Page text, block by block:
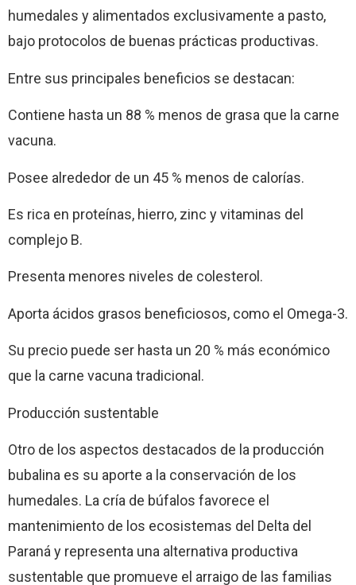
humedales y alimentados exclusivamente a pasto,
bajo protocolos de buenas prácticas productivas.
Entre sus principales beneficios se destacan:
Contiene hasta un 88 % menos de grasa que la carne
vacuna.
Posee alrededor de un 45 % menos de calorías.
Es rica en proteínas, hierro, zinc y vitaminas del
complejo B.
Presenta menores niveles de colesterol.
Aporta ácidos grasos beneficiosos, como el Omega-3.
Su precio puede ser hasta un 20 % más económico
que la carne vacuna tradicional.
Producción sustentable
Otro de los aspectos destacados de la producción
bubalina es su aporte a la conservación de los
humedales. La cría de búfalos favorece el
mantenimiento de los ecosistemas del Delta del
Paraná y representa una alternativa productiva
sustentable que promueve el arraigo de las familias